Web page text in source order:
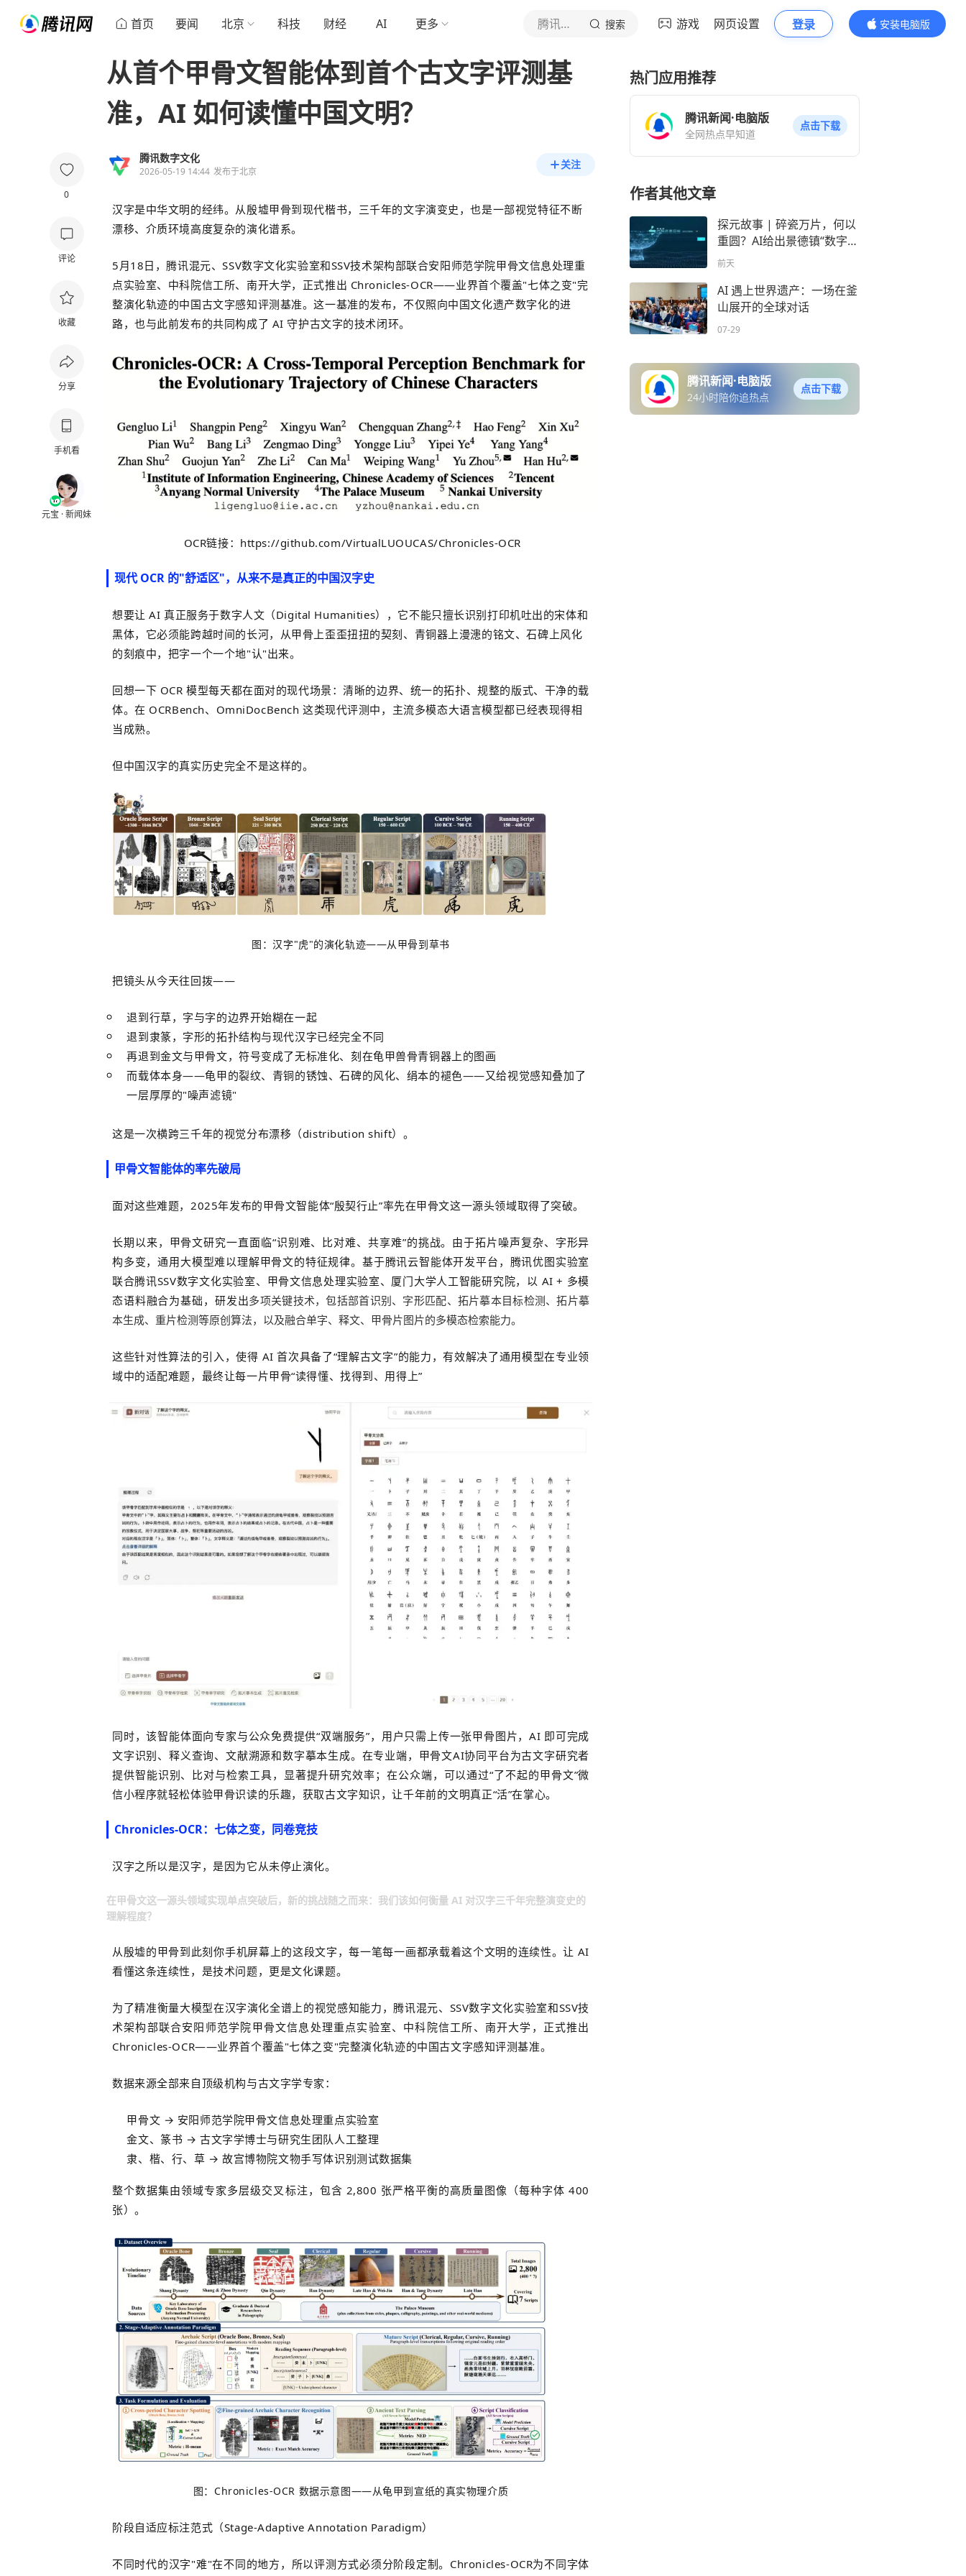
首页 要闻 北京 科技 财经 AI 更多 腾讯数字文化 搜索 游戏 网页设置 登录
安装电脑版
内容更精彩
0
评论
收藏
分享
手机看
元宝 · 新闻妹
从首个甲骨文智能体到首个古文字评测基
准，AI 如何读懂中国文明？
腾讯数字文化
2026-05-19 14:44 发布于北京
关注
汉字是中华文明的经纬。从殷墟甲骨到现代楷书，三千年的文字演变史，也是一部视觉特征不断
漂移、介质环境高度复杂的演化谱系。
5月18日，腾讯混元、SSV数字文化实验室和SSV技术架构部联合安阳师范学院甲骨文信息处理重
点实验室、中科院信工所、南开大学，正式推出 Chronicles-OCR——业界首个覆盖"七体之变"完
整演化轨迹的中国古文字感知评测基准。这一基准的发布，不仅照向中国文化遗产数字化的进
路，也与此前发布的共同构成了 AI守护古文字的技术闭环。
OCR链接：https://github.com/VirtualLUOUCAS/Chronicles-OCR
现代 OCR 的"舒适区"，从来不是真正的中国汉字史
想要让 AI 真正服务于数字人文（Digital Humanities），它不能只擅长识别打印机吐出的宋体和
黑体，它必须能跨越时间的长河，从甲骨上歪歪扭扭的契刻、青铜器上漫漶的铭文、石碑上风化
的刻痕中，把字一个一个地"认"出来。
回想一下 OCR 模型每天都在面对的现代场景：清晰的边界、统一的拓扑、规整的版式、干净的载
体。在 OCRBench、OmniDocBench 这类现代评测中，主流多模态大语言模型都已经表现得相
当成熟。
但中国汉字的真实历史完全不是这样的。
图：汉字"虎"的演化轨迹——从甲骨到草书
把镜头从今天往回拨——
退到行草，字与字的边界开始糊在一起
退到隶篆，字形的拓扑结构与现代汉字已经完全不同
再退到金文与甲骨文，符号变成了无标准化、刻在龟甲兽骨青铜器上的图画
而载体本身——龟甲的裂纹、青铜的锈蚀、石碑的风化、绢本的褪色——又给视觉感知叠加了
一层厚厚的"噪声滤镜"
这是一次横跨三千年的视觉分布漂移（distribution shift）。
甲骨文智能体的率先破局
面对这些难题，2025年发布的甲骨文智能体“殷契行止”率先在甲骨文这一源头领域取得了突破。
长期以来，甲骨文研究一直面临“识别难、比对难、共享难”的挑战。由于拓片噪声复杂、字形异
构多变，通用大模型难以理解甲骨文的特征规律。基于腾讯云智能体开发平台，腾讯优图实验室
联合腾讯SSV数字文化实验室、甲骨文信息处理实验室、厦门大学人工智能研究院，以 AI + 多模
态语料融合为基础，研发出多项关键技术，包括部首识别、字形匹配、拓片摹本目标检测、拓片摹
本生成、重片检测等原创算法，以及融合单字、释文、甲骨片图片的多模态检索能力。
这些针对性算法的引入 ，使得 AI 首次具备了“理解古文字”的能力，有效解决了通用模型在专业领
域中的适配难题，最终让每一片甲骨“读得懂、找得到、用得上”
同时，该智能体面向专家与公众免费提供“双端服务”，用户只需上传一张甲骨图片，AI 即可完成
文字识别、释义查询、文献溯源和数字摹本生成。在专业端，甲骨文AI协同平台为古文字研究者
提供智能识别、比对与检索工具，显著提升研究效率；在公众端，可以通过“了不起的甲骨文”微
信小程序就轻松体验甲骨识读的乐趣，获取古文字知识，让千年前的文明真正“活”在掌心。
Chronicles-OCR：七体之变，同卷竞技
汉字之所以是汉字，是因为它从未停止演化。
在甲骨文这一源头领域实现单点突破后，新的挑战随之而来：我们该如何衡量 AI 对汉字三千年完整演变史的
理解程度？
从殷墟的甲骨到此刻你手机屏幕上的这段文字，每一笔每一画都承载着这个文明的连续性。让 AI
看懂这条连续性，是技术问题，更是文化课题。
为了精准衡量大模型在汉字演化全谱上的视觉感知能力， 腾讯混元、 SSV数字文化实验室和SSV技
术架构部联合安阳师范学院甲骨文信息处理重点实验室、中科院信工所、南开大学，正式推出
Chronicles-OCR——业界首个覆盖"七体之变"完整演化轨迹的中国古文字感知评测基准。
数据来源全部来自顶级机构与古文字学专家：
甲骨文 → 安阳师范学院甲骨文信息处理重点实验室
金文、篆书 → 古文字学博士与研究生团队人工整理
隶、楷、行、草 →故宫博物院文物手写体识别测试数据集
整个数据集由领域专家多层级交叉标注，包含 2,800 张严格平衡的高质量图像（每种字体 400
张）。
图：Chronicles-OCR 数据示意图——从龟甲到宣纸的真实物理介质
阶段自适应标注范式（Stage-Adaptive Annotation Paradigm）
不同时代的汉字"难"在不同的地方，所以评测方式必须分阶段定制。 Chronicles-OCR为不同字体
热门应用推荐
腾讯新闻·电脑版
全网热点早知道
点击下载
作者其他文章
探元故事 | 碎瓷万片，何以
重圆？AI给出景德镇“数字拼
图”新解法
前天
AI 遇上世界遗产：一场在釜
山展开的全球对话
07-29
腾讯新闻·电脑版
24小时陪你追热点
点击下载